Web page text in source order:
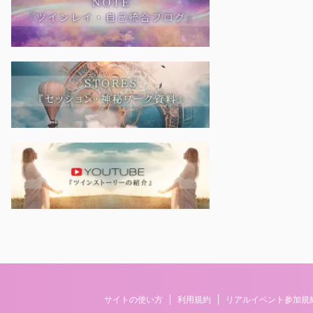
サイトの使い方 利用規約 リアルイベント参加規